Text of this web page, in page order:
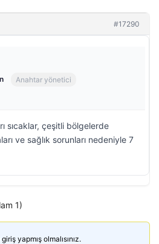
#17290
Anahtar yönetici
sıcaklar, çeşitli bölgelerde
ve sağlık sorunları nedeniyle 7
1)
yapmış olmalısınız.